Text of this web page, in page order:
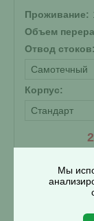
Проживание:
Объем
Отвод стоков:
Самотечный
Корпус:
Стандарт
%
Мы